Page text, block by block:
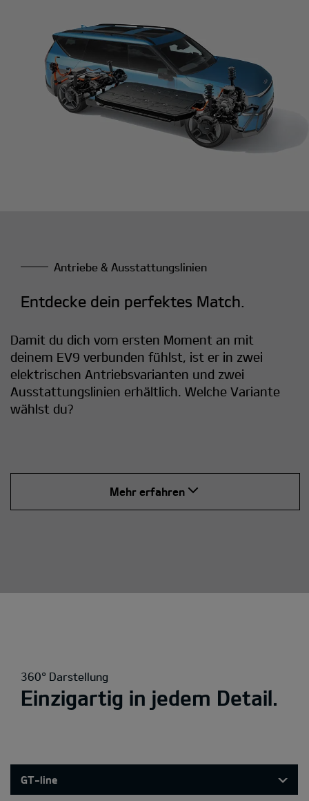
Antriebe & Ausstattungslinien
Entdecke dein perfektes Match.
Damit du dich vom ersten Moment an mit
deinem EV9 verbunden fühlst, ist er in zwei
elektrischen Antriebsvarianten und zwei
Ausstattungslinien erhältlich. Welche Variante
wählst du?
Mehr erfahren
360° Darstellung
Einzigartig in jedem Detail.
GT-line